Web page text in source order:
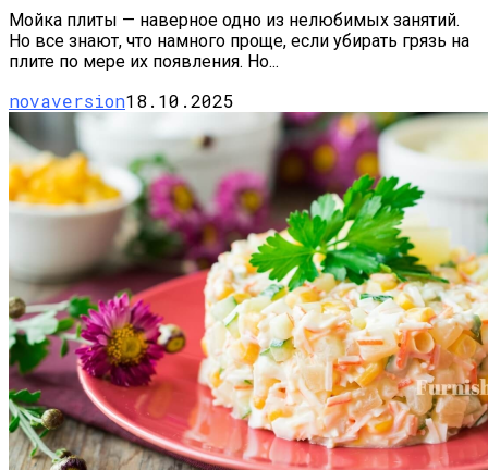
Мойка плиты — наверное одно из нелюбимых занятий.
Но все знают, что намного проще, если убирать грязь на
плите по мере их появления. Но...
novaversion18.10.2025